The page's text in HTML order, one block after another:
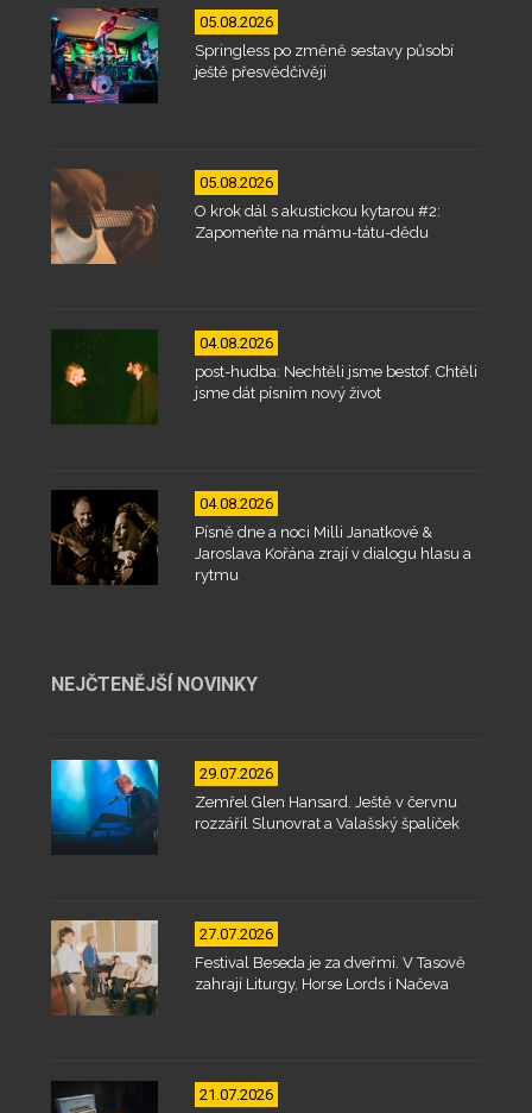
05.08.2026
Springless po změně sestavy působí
ještě přesvědčivěji
05.08.2026
O krok dál s akustickou kytarou #2:
Zapomeňte na mámu-tátu-dědu
04.08.2026
post-hudba: Nechtěli jsme bestof. Chtěli
jsme dát písním nový život
04.08.2026
Písně dne a noci Milli Janatkové &
Jaroslava Kořána zrají v dialogu hlasu a
rytmu
NEJČTENĚJŠÍ NOVINKY
29.07.2026
Zemřel Glen Hansard. Ještě v červnu
rozzářil Slunovrat a Valašský špalíček
27.07.2026
Festival Beseda je za dveřmi. V Tasově
zahrají Liturgy, Horse Lords i Načeva
21.07.2026